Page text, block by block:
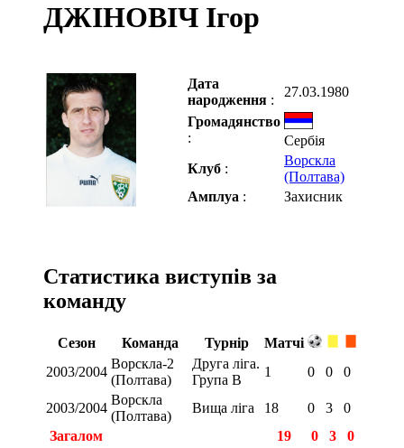
ДЖІНОВІЧ Ігор
Дата
народження :
27.03.1980
Громадянство
:
Сербія
Клуб :
Ворскла
(Полтава)
Амплуа : Захисник
Статистика виступів за
команду
Сезон Команда Турнір
Матчі
2003/2004
Ворскла-2
(Полтава)
Друга ліга.
Група В
1 0 0 0
2003/2004
Ворскла
(Полтава)
Вища ліга 18 0 3
0
Загалом
19 0 3 0